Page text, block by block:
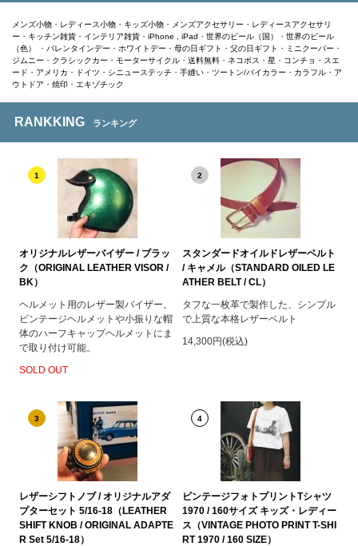
メンズ小物 ・ レディース小物 ・ キッズ小物 ・ メンズアクセサリー ・ レディースアクセサリ
ー ・ キッチン雑貨 ・ インテリア雑貨 ・ iPhone , iPad ・ 世界のビール（国） ・ 世界のビール
（色）
・ バレンタインデー ・ ホワイトデー ・ 母の日ギフト ・ 父の日ギフト ・ ミニクーパー ・
ジムニー ・ クラシックカー ・ モーターサイクル ・ 送料無料 ・ ネコポス ・ 星 ・ コンチョ ・ スエ
ード ・ アメリカ ・ ドイツ ・ シニューステッチ ・ 手縫い ・ ツートン/バイカラー ・ カラフル ・ ア
ウトドア ・ 焼印 ・ エキゾチック
RANKKING ランキング
1
オリジナルレザーバイザー / ブラッ
ク（ORIGINAL LEATHER VISOR /
BK）
ヘルメット用のレザー製バイザー。
ビンテージヘルメットや小振りな帽
体のハーフキャップヘルメットにま
で取り付け可能。
SOLD OUT
2
スタンダードオイルドレザーベルト
/ キャメル（STANDARD OILED LE
ATHER BELT / CL）
タフな一枚革で製作した、シンプル
で上質な本格レザーベルト
14,300円(税込)
3
レザーシフトノブ / オリジナルアダ
プターセット 5/16-18（LEATHER
SHIFT KNOB / ORIGINAL ADAPTE
R Set 5/16-18）
4
ビンテージフォトプリントTシャツ
1970 / 160サイズ キッズ・レディー
ス（VINTAGE PHOTO PRINT T-SHI
RT 1970 / 160 SIZE）